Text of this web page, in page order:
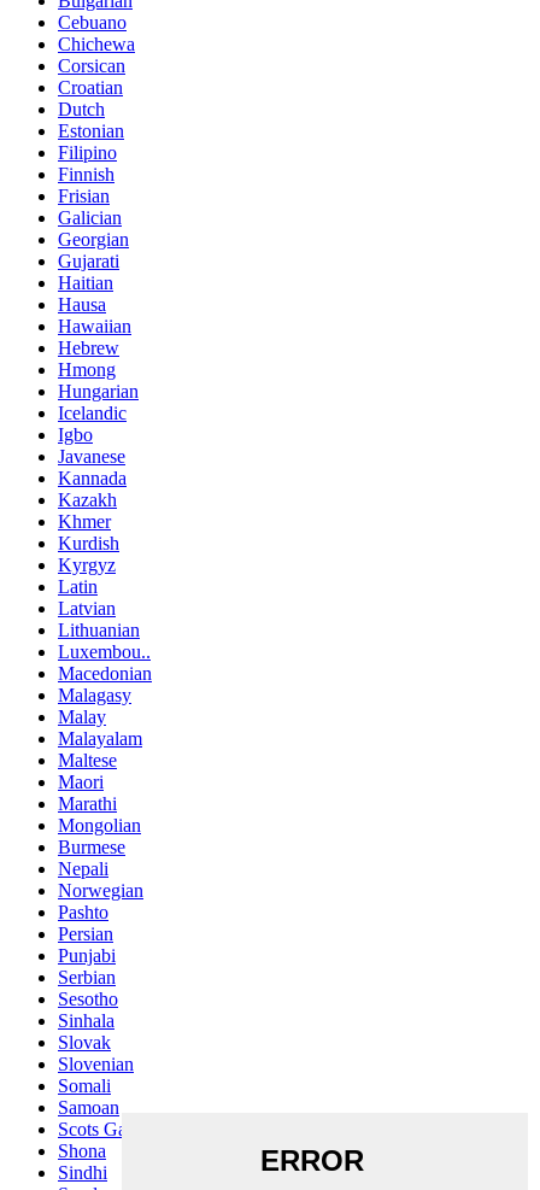
Cebuano
Chichewa
Corsican
Croatian
Dutch
Estonian
Filipino
Finnish
Frisian
Galician
Georgian
Gujarati
Haitian
Hausa
Hawaiian
Hebrew
Hmong
Hungarian
Icelandic
Igbo
Javanese
Kannada
Kazakh
Khmer
Kurdish
Kyrgyz
Latin
Latvian
Lithuanian
Luxembou..
Macedonian
Malagasy
Malay
Malayalam
Maltese
Maori
Marathi
Mongolian
Burmese
Nepali
Norwegian
Pashto
Persian
Punjabi
Serbian
Sesotho
Sinhala
Slovak
Slovenian
Somali
Samoan
Scots Gaelic
Shona
Sindhi